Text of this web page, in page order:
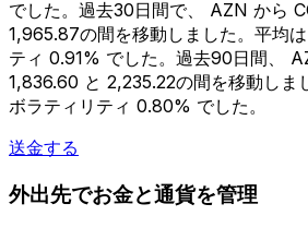
でした。過去30日間で、 AZN から
1,965.87の間を移動しました。平均
ティ 0.91% でした。過去90日間、
1,836.60 と 2,235.22の間を移動しま
ボラティリティ 0.80% でした。
送金する
外出先でお金と通貨を管理